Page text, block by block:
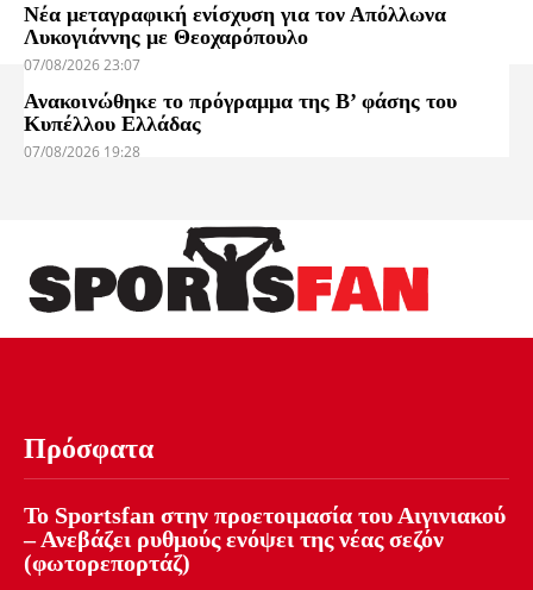
Νέα μεταγραφική ενίσχυση για τον Απόλλωνα
Λυκογιάννης με Θεοχαρόπουλο
07/08/2026 23:07
Ανακοινώθηκε το πρόγραμμα της Β’ φάσης του
Κυπέλλου Ελλάδας
07/08/2026 19:28
Πρόσφατα
Το Sportsfan στην προετοιμασία του Αιγινιακού
– Ανεβάζει ρυθμούς ενόψει της νέας σεζόν
(φωτορεπορτάζ)